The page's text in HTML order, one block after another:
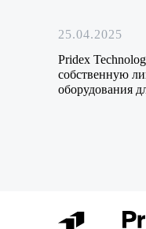
25.04.2025
Pridex
собственную
оборудования